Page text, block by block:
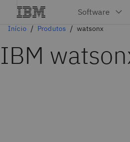
Início Produtos watsonx
IBM